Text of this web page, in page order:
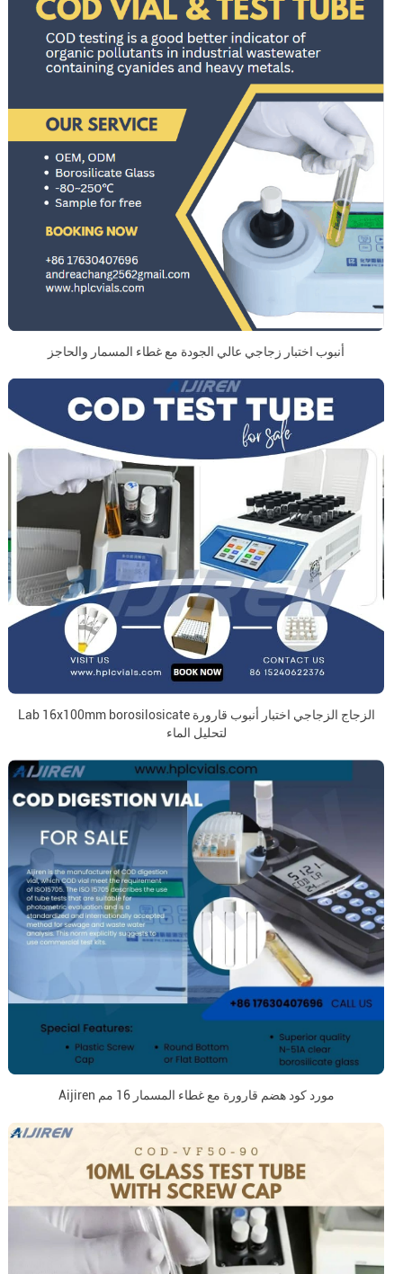
أنبوب اختبار زجاجي عالي الجودة مع غطاء المسمار والحاجز
Lab 16x100mm borosilosicate الزجاج الزجاجي اختبار أنبوب قارورة
لتحليل الماء
Aijiren مورد كود هضم قارورة مع غطاء المسمار 16 مم